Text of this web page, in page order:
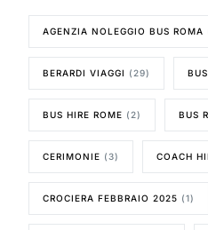
AGENZIA NOLEGGIO BUS ROMA
BERARDI VIAGGI (29) BUS
BUS HIRE ROME (2) BUS
CERIMONIE (3) COACH
CROCIERA FEBBRAIO 2025 (1)